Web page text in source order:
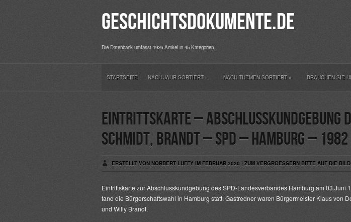
Geschichtsdokumente.de
Die Datenbank umfasst 1926 Artikel in 45 Kategorien.
STARTSEITE NACH JAHR SORTIERT» NACH THEMEN SORTIERT» BRAUCHEN SIE
Eintrittskarte – Abschlusskundgebung
Schmidt, Brandt – SPD – Hamburg – 1982
ERSTELLT VON NORBERT LUFFY IM FEBRUAR 2020 | ZUM VERGROESSERN BITTE AUF DIE
Eintrittskarte zur Abschlusskundgebung des SPD-Landesverbandes Hamburg am 03.Juni
fand die Bürgerschaftswahl in Hamburg statt. Gastredner waren Bürgermeister Klaus von
und Willy Brandt.